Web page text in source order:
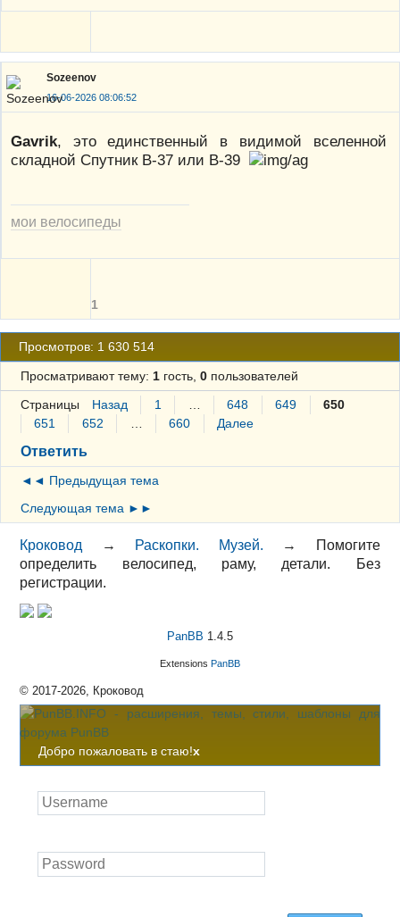
Sozeenov
16-06-2026 08:06:52
Gavrik, это единственный в видимой вселенной
складной Спутник В-37 или В-39
мои велосипеды
1
Просмотров: 1 630 514
Просматривают тему: 1гость, 0пользователей
Страницы Назад 1 648 649
650
651
652 660 Далее
Ответить
◄◄ Предыдущая тема
Следующая тема ►►
Кроковод → Раскопки. Музей. →
Помогите
определить велосипед, раму, детали. Без
регистрации.
PanBB 1.4.5
Extensions PanBB
© 2017-2026, Кроковод
Добро пожаловать в стаю!x